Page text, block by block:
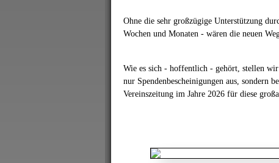
Ohne die sehr großzügige Unterstützung
Wochen und Monaten - wären die neuen
Wie es sich - hoffentlich - gehört, stellen
nur Spendenbescheinigungen aus, sondern
Vereinszeitung im Jahre 2026 für diese